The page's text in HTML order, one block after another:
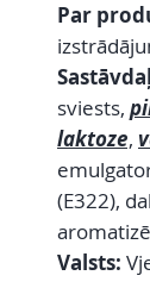
Par
sviests,
laktoze,
(E322),
Valsts: